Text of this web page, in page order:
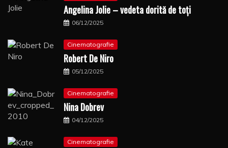
Angelina Jolie – vedeta dorită de toți
06/12/2025
Cinematografie
Robert De Niro
05/12/2025
Cinematografie
Nina Dobrev
04/12/2025
Cinematografie